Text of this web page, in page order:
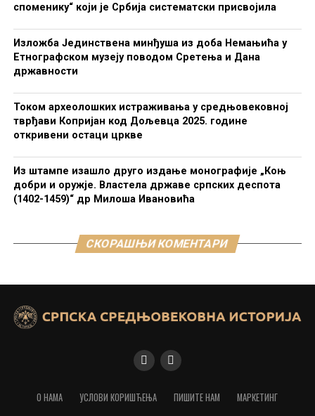
споменику“ који је Србија систематски присвојила
Изложба Јединствена минђуша из доба Немањића у
Етнографском музеју поводом Сретења и Дана
државности
Током археолошких истраживања у средњовековној
тврђави Копријан код Дољевца 2025. године
откривени остаци цркве
Из штампе изашло друго издање монографије „Коњ
добри и оружје. Властела државе српских деспота
(1402-1459)“ др Милоша Ивановића
СКОРАШЊИ КОМЕНТАРИ
О НАМА УСЛОВИ КОРИШЋЕЊА ПИШИТЕ НАМ МАРКЕТИНГ